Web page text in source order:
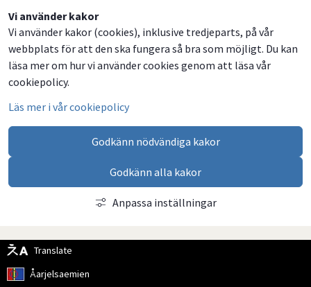
Vi använder kakor
Vi använder kakor (cookies), inklusive tredjeparts, på vår
webbplats för att den ska fungera så bra som möjligt. Du kan
läsa mer om hur vi använder cookies genom att läsa vår
cookiepolicy.
Läs mer i vår cookiepolicy
Godkänn nödvändiga kakor
Godkänn alla kakor
Anpassa inställningar
Translate
Åarjelsaemien
Dela
på
Facebook
Dela
på
Twitter
Dela
på
LinkedIn
Dela
via
email